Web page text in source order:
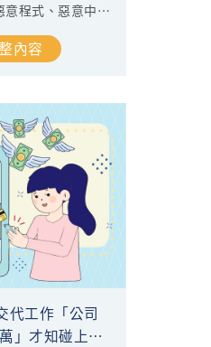
意程式、惡意中繼
點」等資訊安全
意網站連線，建
內容
代工作「公司
」才知碰上詐